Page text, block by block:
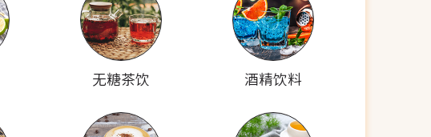
无糖茶饮 酒精饮料